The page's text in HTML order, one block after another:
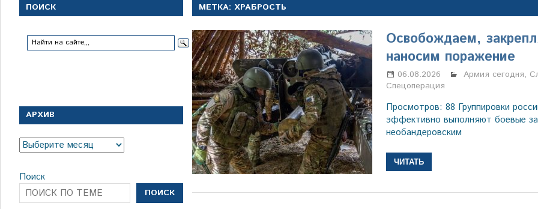
1
1924
года
МЕТКА:ХРАБРОСТЬ
Освобождаем,
наносим поражение
06.08.2026 Марина
Армия сегодня,
Спецоперация
Просмотров: 88 Группировки
эффективно выполняют боевые
необандеровским
ЧИТАТЬ
ПОИСК
АРХИВ
Архив
Поиск
ПОИСК